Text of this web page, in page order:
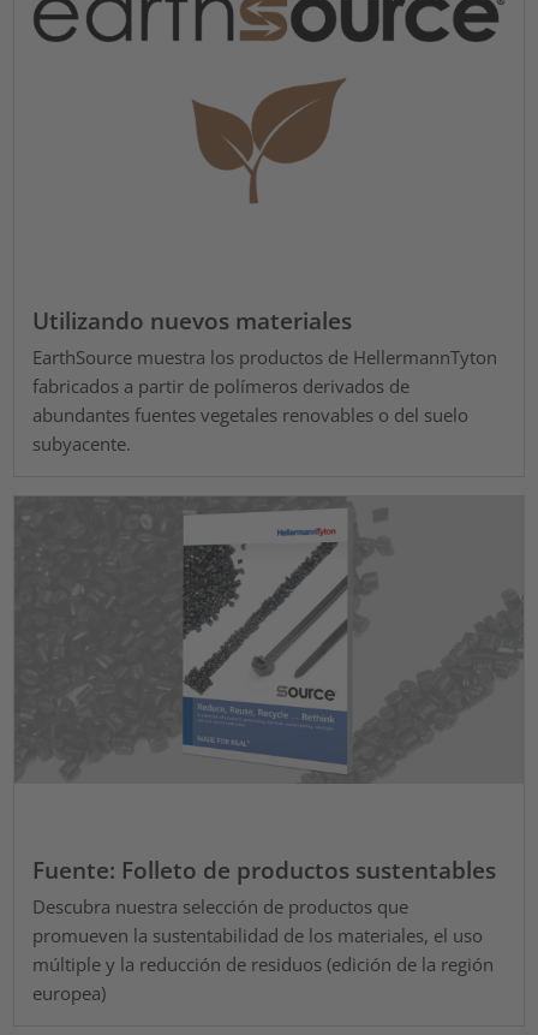
Utilizando nuevos materiales
EarthSource muestra los productos de HellermannTyton
fabricados a partir de polímeros derivados de
abundantes fuentes vegetales renovables o del suelo
subyacente.
Fuente: Folleto de productos sustentables
Descubra nuestra selección de productos que
promueven la sustentabilidad de los materiales, el uso
múltiple y la reducción de residuos (edición de la región
europea)